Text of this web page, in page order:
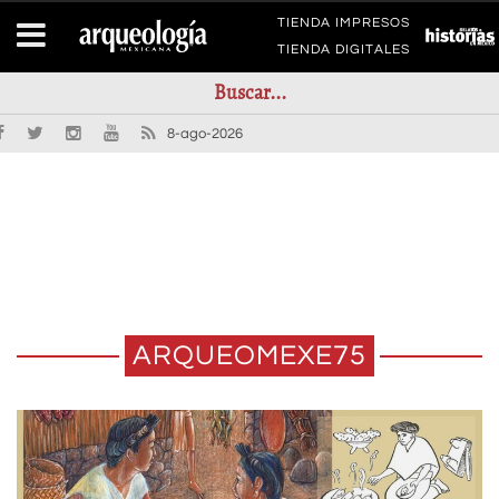
TIENDA IMPRESOS
TIENDA DIGITALES
8-ago-2026
ARQUEOMEXE75